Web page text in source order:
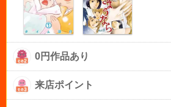
0円作品あり
来店ポイント